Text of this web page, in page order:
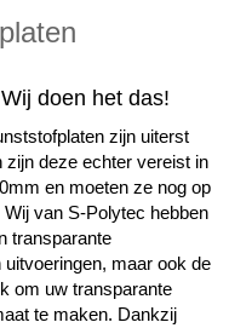
doen het das!
zijn uiterst
deze echter vereist in
en moeten ze nog op
van S-Polytec hebben
transparante
maar ook de
om uw transparante
te maken. Dankzij